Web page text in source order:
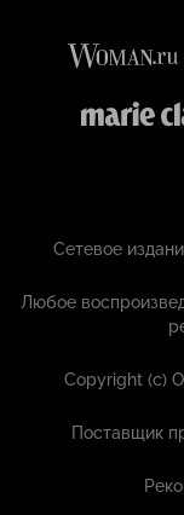
Сетевое
Любое
Copyright (с)
Поставщик